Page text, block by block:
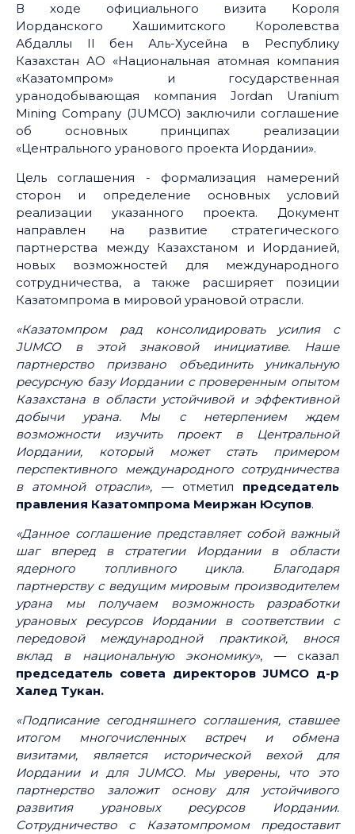
В ходе официального визита Короля
Иорданского Хашимитского Королевства
Абдаллы II бен Аль-Хусейна в Республику
Казахстан АО «Национальная атомная компания
«Казатомпром» и государственная
уранодобывающая компания Jordan Uranium
Mining Company (JUMCO) заключили соглашение
об основных принципах реализации
«Центрального уранового проекта Иордании».
Цель соглашения - формализация намерений
сторон и определение основных условий
реализации указанного проекта. Документ
направлен на развитие стратегического
партнерства между Казахстаном и Иорданией,
новых возможностей для международного
сотрудничества, а также расширяет позиции
Казатомпрома в мировой урановой отрасли.
«Казатомпром рад консолидировать усилия с
JUMCO в этой знаковой инициативе. Наше
партнерство призвано объединить уникальную
ресурсную базу Иордании с проверенным опытом
Казахстана в области устойчивой и эффективной
добычи урана. Мы с нетерпением ждем
возможности изучить проект в Центральной
Иордании, который может стать примером
перспективного международного сотрудничества
в атомной отрасли», — отметил председатель
правления Казатомпрома Меиржан Юсупов.
«Данное соглашение представляет собой важный
шаг вперед в стратегии Иордании в области
ядерного топливного цикла. Благодаря
партнерству с ведущим мировым производителем
урана мы получаем возможность разработки
урановых ресурсов Иордании в соответствии с
передовой международной практикой, внося
вклад в национальную экономику», — сказал
председатель совета директоров JUMCO д-р
Халед Тукан.
«Подписание сегодняшнего соглашения, ставшее
итогом многочисленных встреч и обмена
визитами, является исторической вехой для
Иордании и для JUMCO. Мы уверены, что это
партнерство заложит основу для устойчивого
развития урановых ресурсов Иордании.
Сотрудничество с Казатомпромом предоставит